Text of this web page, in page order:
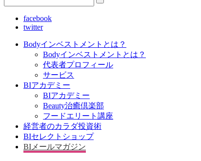
facebook
twitter
Bodyインベストメントとは？
Bodyインベストメントとは？
代表者プロフィール
サービス
BIアカデミー
BIアカデミー
Beauty治癒倶楽部
フードエリート講座
経営者のカラダ投資術
BIセレクトショップ
BIメールマガジン